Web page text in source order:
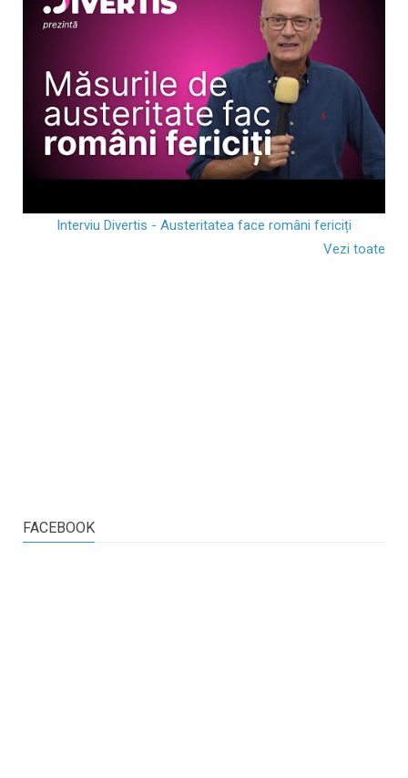
Interviu Divertis - Austeritatea face români fericiți
Vezi toate
FACEBOOK